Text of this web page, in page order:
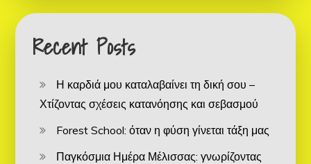
Recent Posts
Η καρδιά μου καταλαβαίνει τη δική σου –
Χτίζοντας σχέσεις κατανόησης και σεβασμού
Forest School: όταν η φύση γίνεται τάξη μας
Παγκόσμια Ημέρα Μέλισσας: γνωρίζοντας